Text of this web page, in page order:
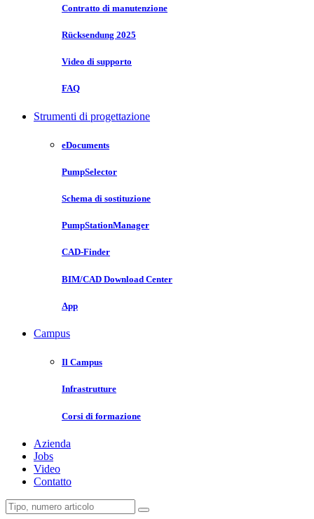
Contratto di manutenzione
Rücksendung 2025
Video di supporto
FAQ
Strumenti di progettazione
eDocuments
PumpSelector
Schema di sostituzione
PumpStationManager
CAD-Finder
BIM/CAD Download Center
App
Campus
Il Campus
Infrastrutture
Corsi di formazione
Azienda
Jobs
Video
Contatto